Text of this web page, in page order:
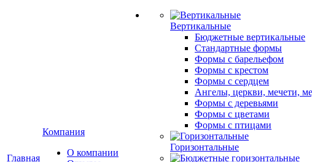
Главная
Компания
О компании
Вертикальные
Бюджетные вертикальные
Стандартные формы
Формы с барельефом
Формы с крестом
Формы с сердцем
Ангелы, церкви, мечети,
Формы с деревьями
Формы с цветами
Формы с птицами
Горизонтальные